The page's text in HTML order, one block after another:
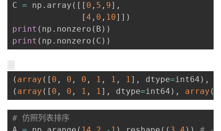
C = np . array ( [ [ 0 , 5 , 9] ,
[4 , 0 , 10] ] )
print ( np . nonzero ( B ) )
print ( np . nonzero ( C ) )
( array ( [ 0 , 0 , 0 , 1 , 1 , 1] , dtype=int64 ) ,
( array ( [ 0 , 0 , 1 , 1] , dtype=int64 ) , array (
# 仿照列表排序